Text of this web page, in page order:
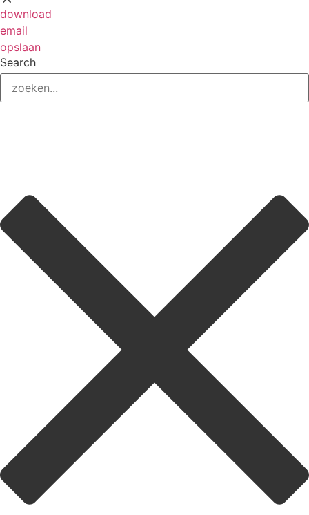
download
email
opslaan
Search